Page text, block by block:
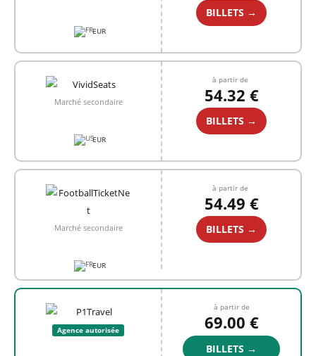
EUR
BILLETS →
Marché secondaire
EUR
à partir de
54.32 €
BILLETS →
Marché secondaire
EUR
à partir de
54.49 €
BILLETS →
Agence autorisée
à partir de
69.00 €
BILLETS →